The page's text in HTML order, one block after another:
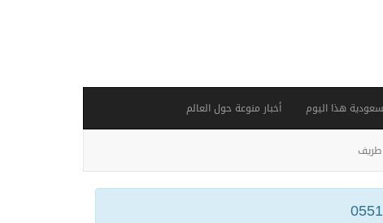
هذا اليوم أخبار منوعة حول العالم
طريف